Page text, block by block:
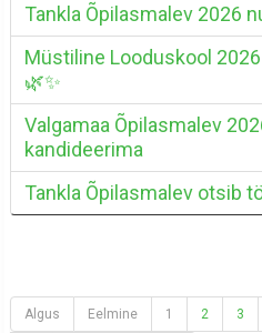
Tankla Õpilasmalev 2026
Müstiline Looduskool
🌿✨
Valgamaa Õpilasmalev
kandideerima
Tankla Õpilasmalev otsib
Algus Eelmine 1 2 3